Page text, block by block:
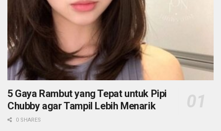
5 Gaya Rambut yang Tepat untuk Pipi
Chubby agar Tampil Lebih Menarik
0 SHARES